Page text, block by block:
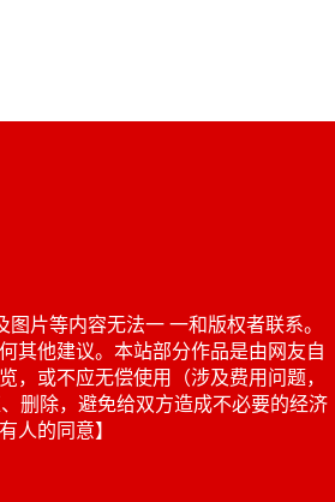
片等内容无法一 一和版权者联系。
其他建议。本站部分作品是由网友自
或不应无偿使用（涉及费用问题，
删除，避免给双方造成不必要的经济
人的同意】